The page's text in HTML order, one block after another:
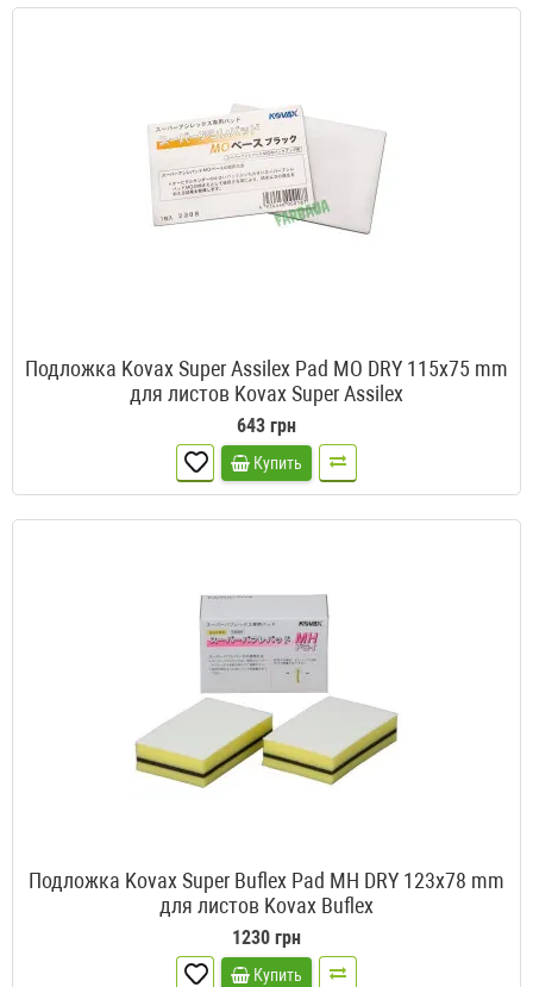
Подложка Kovax Super Assilex Pad MO DRY 115x75 mm
для листов Kovax Super Assilex
643 грн
Купить
Подложка Kovax Super Buflex Pad MH DRY 123x78 mm
для листов Kovax Buflex
1230 грн
Купить